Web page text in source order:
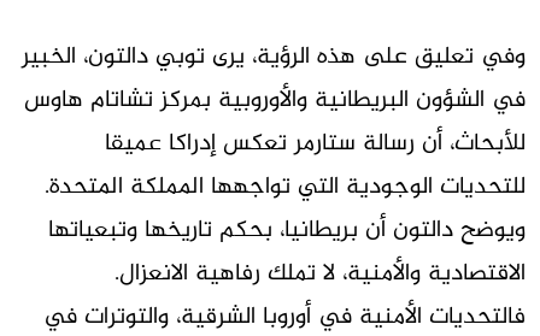
وفي تعليق على هذه الرؤية، يرى توبي دالتون، الخبير
في الشؤون البريطانية والأوروبية بمركز تشاتام هاوس
للأبحاث، أن رسالة ستارمر تعكس إدراكا عميقا
للتحديات الوجودية التي تواجهها المملكة المتحدة.
ويوضح دالتون أن بريطانيا، بحكم تاريخها وتبعياتها
الاقتصادية والأمنية، لا تملك رفاهية الانعزال.
فالتحديات الأمنية في أوروبا الشرقية، والتوترات في